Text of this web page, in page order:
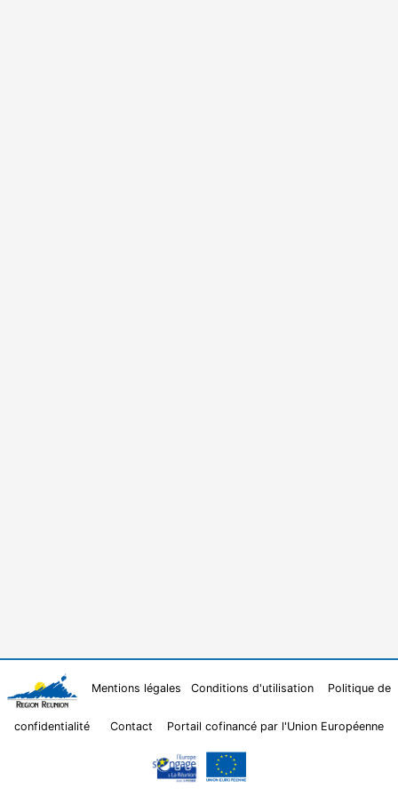
Mentions légales Conditions d'utilisation Politique de
confidentialité Contact Portail cofinancé par l'Union Européenne